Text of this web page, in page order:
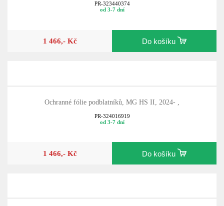
PR-323440374
od 3-7 dní
1 466,- Kč Do košíku
Ochranné fólie podblatníků, MG HS II, 2024- ,
PR-324016919
od 3-7 dní
1 466,- Kč Do košíku